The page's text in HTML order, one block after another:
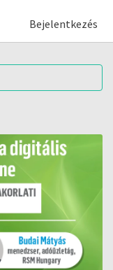
Bejelentkezés